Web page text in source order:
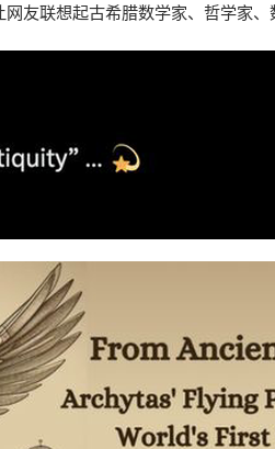
友联想起古希腊数学家、哲学家